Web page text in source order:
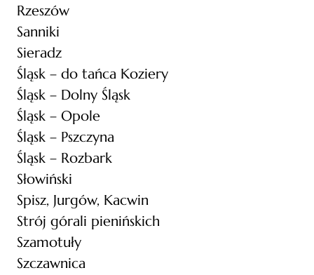
Rzeszów
Sanniki
Sieradz
Śląsk – do tańca Koziery
Śląsk – Dolny Śląsk
Śląsk – Opole
Śląsk – Pszczyna
Śląsk – Rozbark
Słowiński
Spisz, Jurgów, Kacwin
Strój górali pienińskich
Szamotuły
Szczawnica